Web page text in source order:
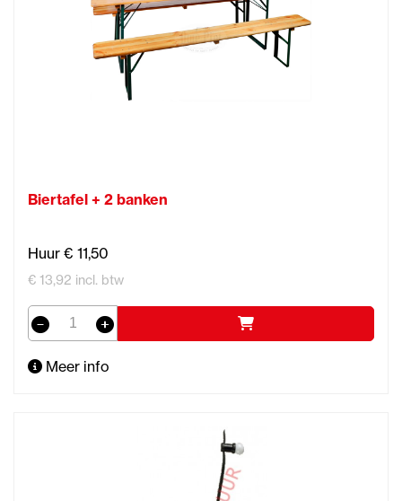
Biertafel + 2 banken
Huur € 11,50
€ 13,92 incl. btw
Meer info